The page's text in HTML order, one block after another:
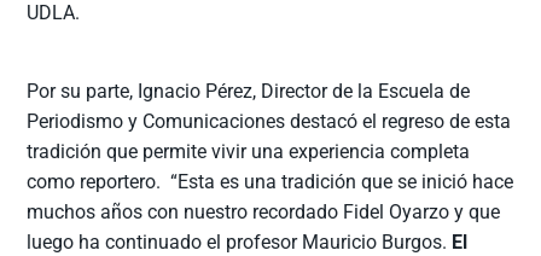
UDLA.
Por su parte, Ignacio Pérez, Director de la Escuela de
Periodismo y Comunicaciones destacó el regreso de esta
tradición que permite vivir una experiencia completa
como reportero. “Esta es una tradición que se inició hace
muchos años con nuestro recordado Fidel Oyarzo y que
luego ha continuado el profesor Mauricio Burgos. El